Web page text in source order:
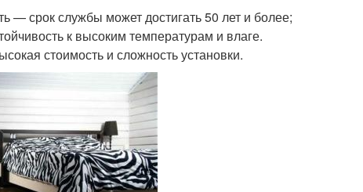
— срок службы может достигать 50 лет и более;
к высоким температурам и влаге.
стоимость и сложность установки.